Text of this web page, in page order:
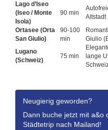
Lago d’Iseo
(Iseo / Monte
Isola)
90 min
Altstadt
Ortasee (Orta
San Giulio)
90-100
min
Giulio
Lugano
(Schweiz)
75 min
lange
Neugierig geworden?
Dann buche jetzt mit a&o
Städtetrip nach Mailand!